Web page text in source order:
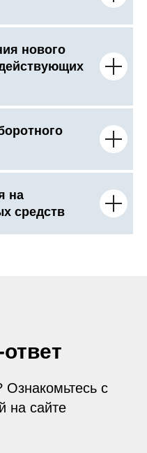
нового
на
средств
с
на сайте